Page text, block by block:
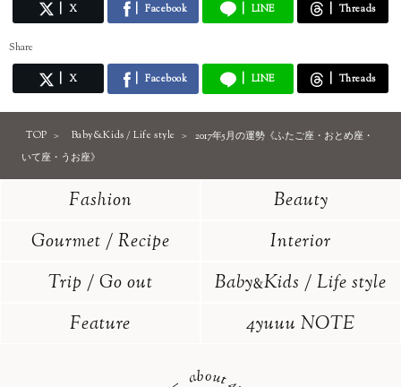
X Facebook LINE Threads
Share
X Facebook LINE Threads
TOP Baby&Kids / Life style
2017年5月の運勢《ふたご座・おとめ座・
いて座・うお座》
Fashion
Beauty
Gourmet / Recipe
Interior
Trip / Go out
Baby&Kids / Life style
Feature
4yuuu NOTE